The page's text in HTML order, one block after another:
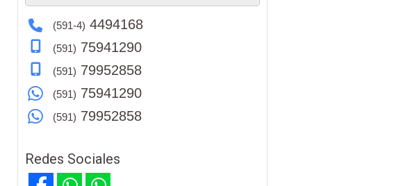
(591-4) 4494168
(591) 75941290
(591) 79952858
(591) 75941290
(591) 79952858
Redes Sociales